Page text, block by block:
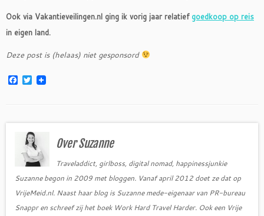
Ook via Vakantieveilingen.nl ging ik vorig jaar relatief goedkoop op reis
in eigen land.
Deze post is (helaas) niet gesponsord
F
o
T
w
e
r
Over Suzanne
Traveladdict, girlboss, digital nomad, happinessjunkie
Suzanne begon in 2009 met bloggen. Vanaf april 2012 doet ze dat op
VrijeMeid.nl. Naast haar blog is Suzanne mede-eigenaar van PR-bureau
Snappr en schreef zij het boek Work Hard Travel Harder. Ook een Vrije